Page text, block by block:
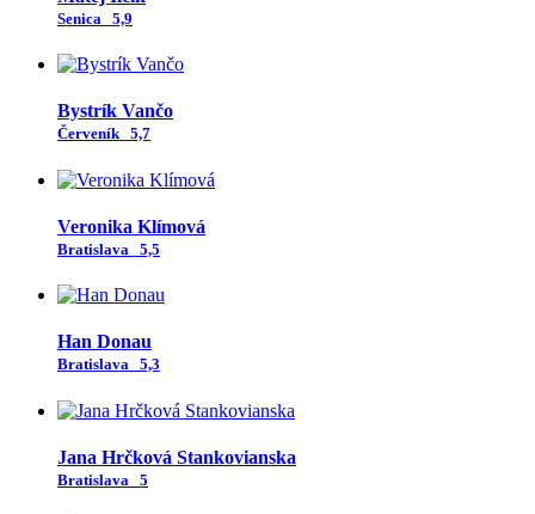
Senica 5,9
Bystrík Vančo
Červeník 5,7
Veronika Klímová
Bratislava 5,5
Han Donau
Bratislava 5,3
Jana Hrčková Stankovianska
Bratislava 5